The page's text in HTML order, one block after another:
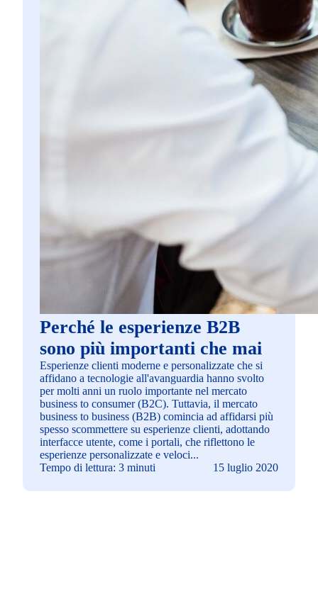
Perché le esperienze B2B
sono più importanti che mai
Esperienze clienti moderne e personalizzate che si
affidano a tecnologie all'avanguardia hanno svolto
per molti anni un ruolo importante nel mercato
business to consumer (B2C). Tuttavia, il mercato
business to business (B2B) comincia ad affidarsi più
spesso scommettere su esperienze clienti, adottando
interfacce utente, come i portali, che riflettono le
esperienze personalizzate e veloci...
Tempo di lettura: 3 minuti
15 luglio 2020